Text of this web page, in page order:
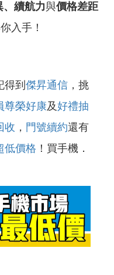
續航力與價格差距
入手！
到 傑昇通信 ，挑
尊榮好康及好禮抽
收 ， 門號續約還有
低價格 ！買手機．